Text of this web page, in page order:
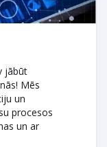
jābūt
Mēs
un
procesos
un ar